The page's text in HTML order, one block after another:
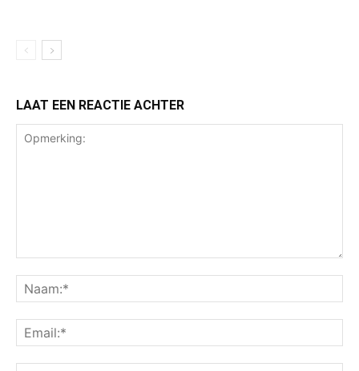
LAAT EEN REACTIE ACHTER